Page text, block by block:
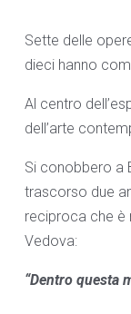
Sette delle
dieci hanno
Al centro
dell’arte
Si conobbero a
trascorso due
reciproca che è
Vedova:
“Dentro questa